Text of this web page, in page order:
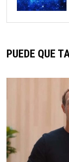
PUEDE QUE